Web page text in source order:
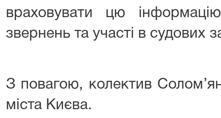
враховувати цю
звернень та участі в судових
З повагою, колектив
міста Києва.